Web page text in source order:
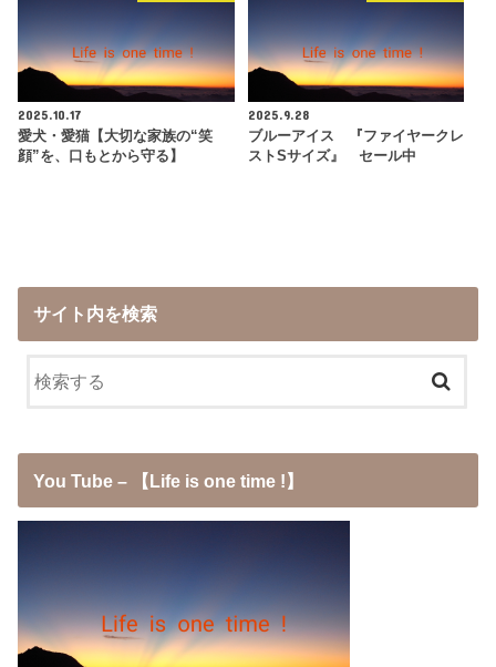
2025.10.17
愛犬・愛猫【大切な家族の“笑
顔”を、口もとから守る】
2025.9.28
ブルーアイス 『ファイヤークレ
ストSサイズ』 セール中
サイト内を検索
You Tube – 【Life is one time !】